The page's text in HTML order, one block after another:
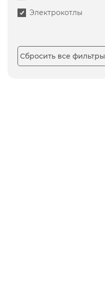
Электрокотлы
Сбросить все фильтры